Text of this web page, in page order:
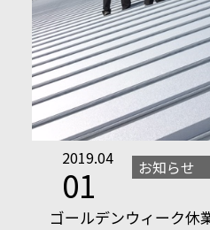
2019.04
01 お知らせ
ゴールデンウィーク休